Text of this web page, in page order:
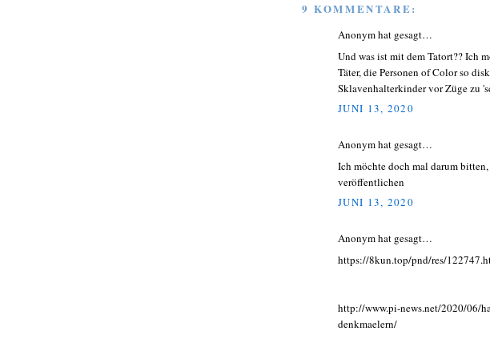
9 KOMMENTARE:
Anonym hat gesagt…
Und was ist mit dem Tatort?? Ich
Täter, die Personen of Color so
Sklavenhalterkinder vor Züge zu
JUNI 13, 2020
Anonym hat gesagt…
Ich möchte doch mal darum
veröffentlichen
JUNI 13, 2020
Anonym hat gesagt…
https://8kun.top/pnd/res/
http://www.pi-news.net/2020/06/
denkmaelern/